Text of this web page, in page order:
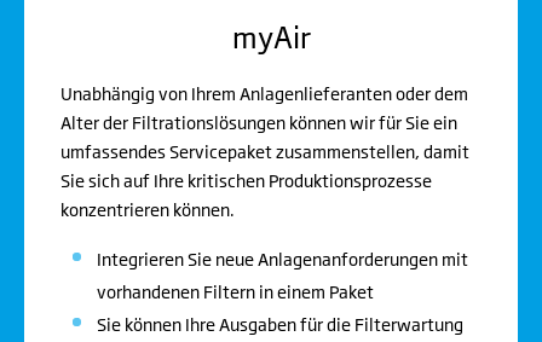
myAir
Unabhängig von Ihrem Anlagenlieferanten oder dem
Alter der Filtrationslösungen können wir für Sie ein
umfassendes Servicepaket zusammenstellen, damit
Sie sich auf Ihre kritischen Produktionsprozesse
konzentrieren können.
Integrieren Sie neue Anlagenanforderungen mit
vorhandenen Filtern in einem Paket
Sie können Ihre Ausgaben für die Filterwartung